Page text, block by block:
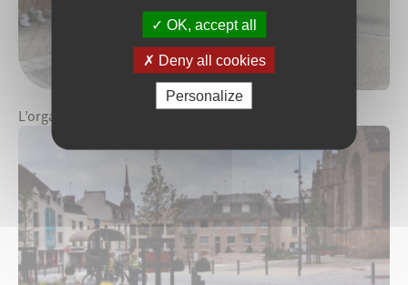
L’organisation de manifestations
OK, accept all
Deny all cookies
Personalize